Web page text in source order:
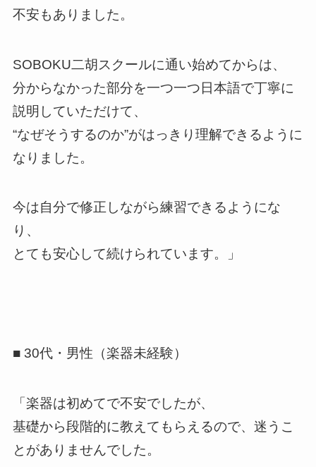
不安もありました。
SOBOKU二胡スクールに通い始めてからは、
分からなかった部分を一つ一つ日本語で丁寧に
説明していただけて、
“なぜそうするのか”がはっきり理解できるように
なりました。
今は自分で修正しながら練習できるようにな
り、
とても安心して続けられています。」
■ 30代・男性（楽器未経験）
「楽器は初めてで不安でしたが、
基礎から段階的に教えてもらえるので、迷うこ
とがありませんでした。